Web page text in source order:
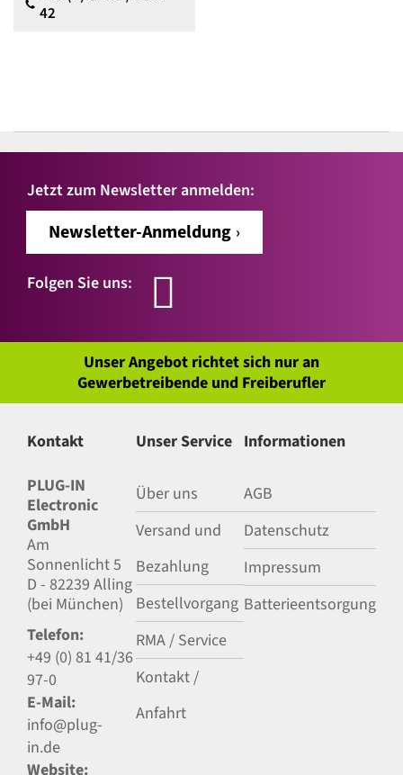
42
Jetzt zum Newsletter anmelden:
Newsletter-Anmeldung
Folgen Sie uns:
Unser Angebot richtet sich nur an
Gewerbetreibende und Freiberufler
Kontakt
PLUG-IN
Electronic
GmbH
Am
Sonnenlicht 5
D - 82239 Alling
(bei München)
Telefon:
+49 (0) 81 41/36
97-0
E-Mail:
info@plug-
in.de
Website:
Unser Service
Über uns
Versand und
Bezahlung
Bestellvorgang
RMA / Service
Kontakt /
Anfahrt
Informationen
AGB
Datenschutz
Impressum
Batterieentsorgung